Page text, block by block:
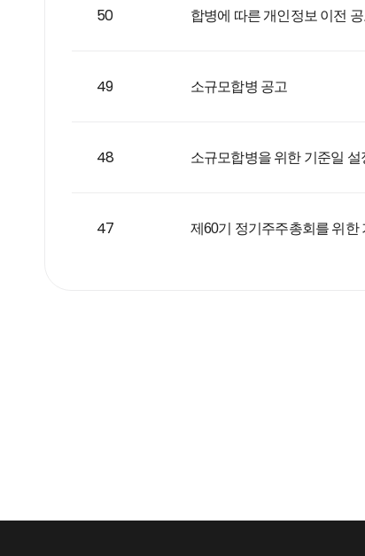
50 합병에 따른 개인정보 이전
49 소규모합병 공고
48 소규모합병을 위한 기준일 설
47 제60기 정기주주총회를 위한